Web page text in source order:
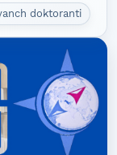
doktoranti